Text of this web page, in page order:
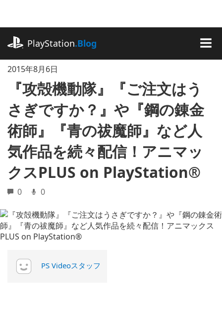
に
キ
ッ
プ
PlayStation.Blog
2015年8月6日
『攻殻機動隊』『ご注文はう
さぎですか？』や『鋼の錬金
術師』『青の祓魔師』など人
気作品を続々配信！アニマッ
クスPLUS on PlayStation®
0 0
PS Videoスタッフ